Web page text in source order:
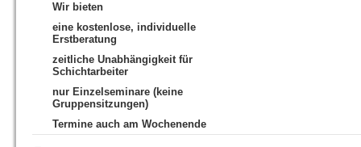
Wir bieten
eine kostenlose, individuelle
Erstberatung
zeitliche Unabhängigkeit für
Schichtarbeiter
nur Einzelseminare (keine
Gruppensitzungen)
Termine auch am Wochenende